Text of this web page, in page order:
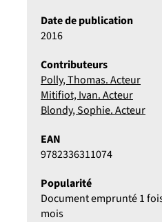
Date de publication
2016
Contributeurs
Polly, Thomas. Acteur
Mitifiot, Ivan. Acteur
Blondy, Sophie. Acteur
EAN
9782336311074
Popularité
Document emprunté 1
mois